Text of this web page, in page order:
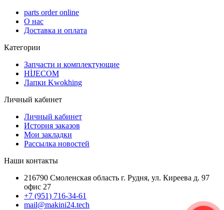
parts order onlinе
О нас
Доставка и оплата
Категории
Запчасти и комплектующие
HİJECOM
Лапки Kwokhing
Личный кабинет
Личный кабинет
История заказов
Мои закладки
Рассылка новостей
Наши контакты
216790 Смоленская область г. Рудня, ул. Киреева д. 97
офис 27
+7 (951) 716-34-61
mail@makini24.tech